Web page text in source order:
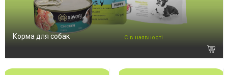
Корма для собак Є в наявності